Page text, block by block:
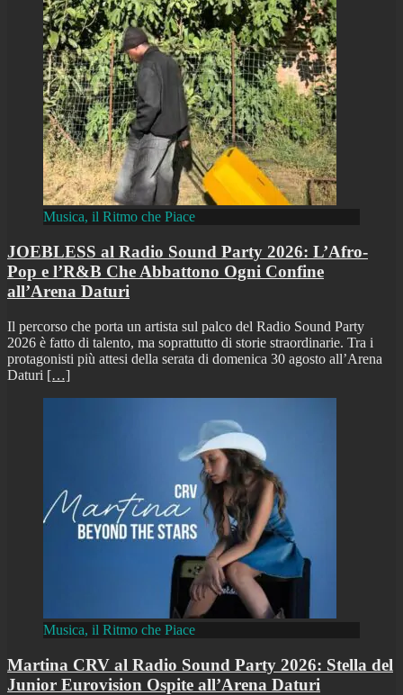
Musica, il Ritmo che Piace
JOEBLESS al Radio Sound Party 2026: L’Afro-
Pop e l’R&B Che Abbattono Ogni Confine
all’Arena Daturi
Il percorso che porta un artista sul palco del Radio Sound Party
2026 è fatto di talento, ma soprattutto di storie straordinarie. Tra i
protagonisti più attesi della serata di domenica 30 agosto all’Arena
Daturi […]
Musica, il Ritmo che Piace
Martina CRV al Radio Sound Party 2026: Stella del
Junior Eurovision Ospite all’Arena Daturi